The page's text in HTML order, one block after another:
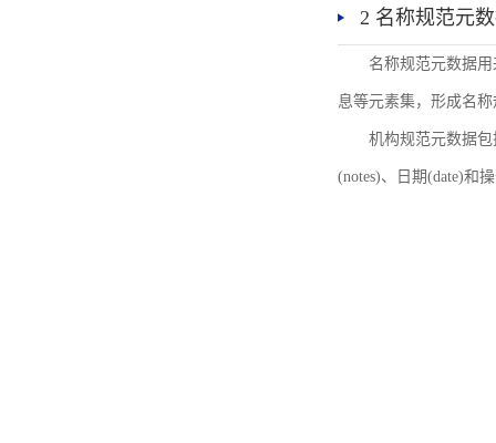
2 名称规范元
名称规范元数据
息等元素集，形成名
机构规范元数据
(notes)、日期(date)和